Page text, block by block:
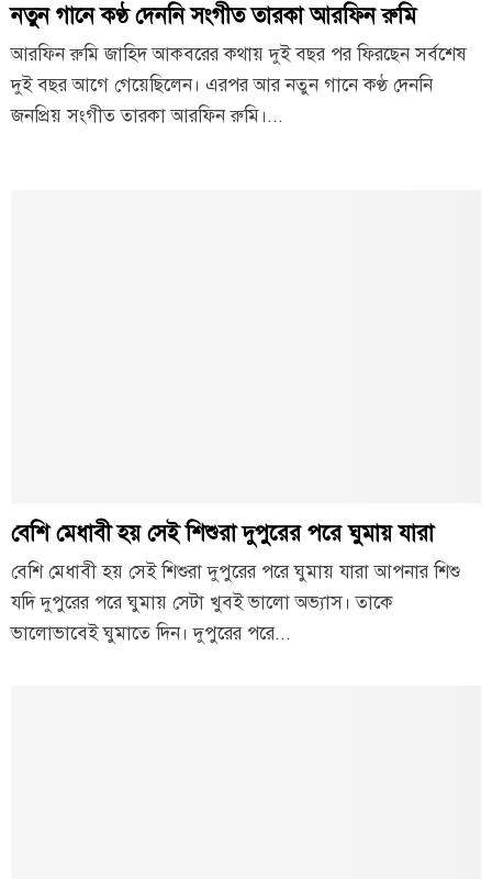
নতুন গানে কণ্ঠ দেননি সংগীত তারকা আরফিন রুমি
আরফিন রুমি জাহিদ আকবরের কথায় দুই বছর পর ফিরছেন সর্বশেষ
দুই বছর আগে গেয়েছিলেন। এরপর আর নতুন গানে কণ্ঠ দেননি
জনপ্রিয় সংগীত তারকা আরফিন রুমি।...
বেশি মেধাবী হয় সেই শিশুরা দুপুরের পরে ঘুমায় যারা
বেশি মেধাবী হয় সেই শিশুরা দুপুরের পরে ঘুমায় যারা আপনার শিশু
যদি দুপুরের পরে ঘুমায় সেটা খুবই ভালো অভ্যাস। তাকে
ভালোভাবেই ঘুমাতে দিন। দুপুরের পরে...